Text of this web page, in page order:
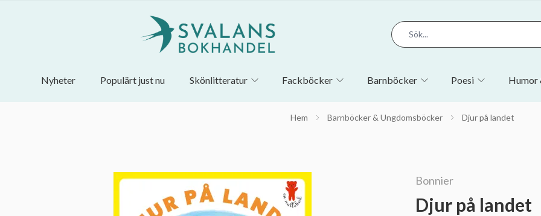
Nyheter Populärt just nu Skönlitteratur Fackböcker Barnböcker Poesi Humor
Hem Barnböcker & Ungdomsböcker Djur på landet
Bonnier
Djur på landet